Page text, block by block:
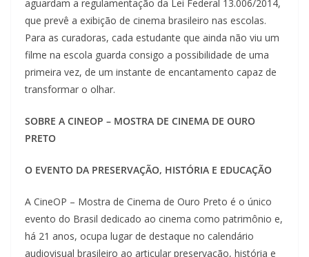
aguardam a regulamentação da Lei Federal 13.006/2014,
que prevê a exibição de cinema brasileiro nas escolas.
Para as curadoras, cada estudante que ainda não viu um
filme na escola guarda consigo a possibilidade de uma
primeira vez, de um instante de encantamento capaz de
transformar o olhar.
SOBRE A CINEOP – MOSTRA DE CINEMA DE OURO
PRETO
O EVENTO DA PRESERVAÇÃO, HISTÓRIA E EDUCAÇÃO
A CineOP – Mostra de Cinema de Ouro Preto é o único
evento do Brasil dedicado ao cinema como patrimônio e,
há 21 anos, ocupa lugar de destaque no calendário
audiovisual brasileiro ao articular preservação, história e